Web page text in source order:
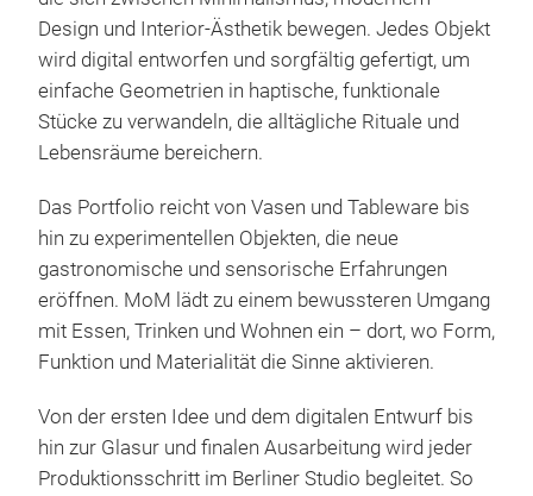
Design und Interior-Ästhetik bewegen. Jedes Objekt
wird digital entworfen und sorgfältig gefertigt, um
einfache Geometrien in haptische, funktionale
Stücke zu verwandeln, die alltägliche Rituale und
Lebensräume bereichern.
Das Portfolio reicht von Vasen und Tableware bis
hin zu experimentellen Objekten, die neue
gastronomische und sensorische Erfahrungen
eröffnen. MoM lädt zu einem bewussteren Umgang
mit Essen, Trinken und Wohnen ein – dort, wo Form,
Funktion und Materialität die Sinne aktivieren.
Von der ersten Idee und dem digitalen Entwurf bis
hin zur Glasur und finalen Ausarbeitung wird jeder
Produktionsschritt im Berliner Studio begleitet. So